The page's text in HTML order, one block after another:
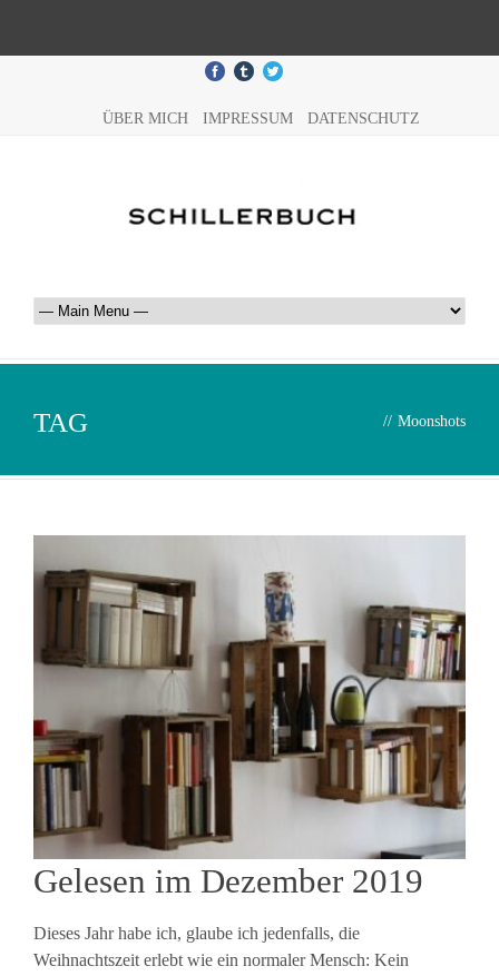
ÜBER MICH IMPRESSUM DATENSCHUTZ
TAG // Moonshots
Gelesen im Dezember 2019
Dieses Jahr habe ich, glaube ich jedenfalls, die
Weihnachtszeit erlebt wie ein normaler Mensch: Kein